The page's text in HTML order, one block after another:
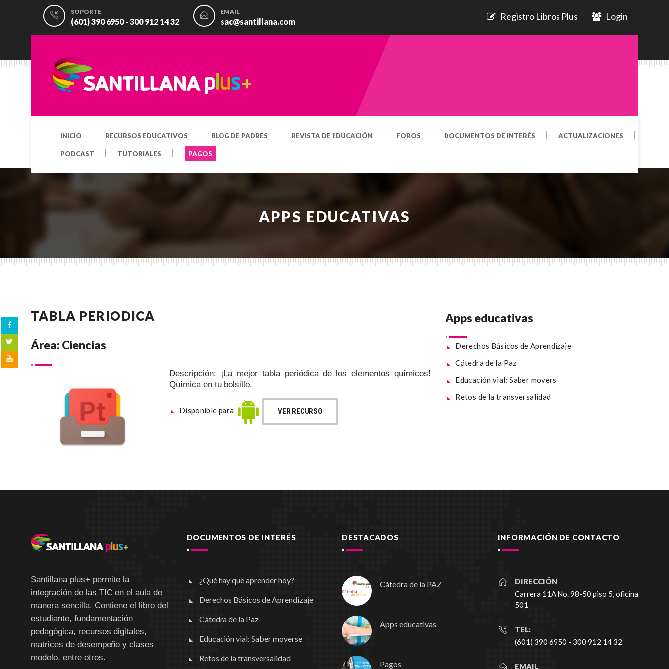
Registro Libros Plus Login
SOPORTE
(601) 390 6950 - 300 912 14 32
EMAIL
sac@santillana.com
INICIO RECURSOS EDUCATIVOS BLOG DE PADRES REVISTA DE EDUCACIÓN FOROS DOCUMENTOS DE INTERÉS ACTUALIZACIONES
PODCAST TUTORIALES PAGOS
APPS EDUCATIVAS
TABLA PERIODICA
Área: Ciencias
Descripción: ¡La mejor tabla periódica de los elementos químicos!
Química en tu bolsillo.
Disponible para VER RECURSO
Apps educativas
Derechos Básicos de Aprendizaje
Cátedra de la Paz
Educación vial: Saber movers
Retos de la transversalidad
Santillana plus+ permite la
integración de las TIC en el aula de
manera sencilla. Contiene el libro del
estudiante, fundamentación
pedagógica, recursos digitales,
matrices de desempeño y clases
modelo, entre otros.
DOCUMENTOS DE INTERÉS
¿Qué hay que aprender hoy?
Derechos Básicos de Aprendizaje
Cátedra de la Paz
Educación vial: Saber moverse
Retos de la transversalidad
DESTACADOS
Cátedra de la PAZ
Apps educativas
Pagos
INFORMACIÓN DE CONTACTO
DIRECCIÓN
Carrera 11A No. 98-50 piso 5, oficina
501
TEL:
(601) 390 6950 - 300 912 14 32
EMAIL